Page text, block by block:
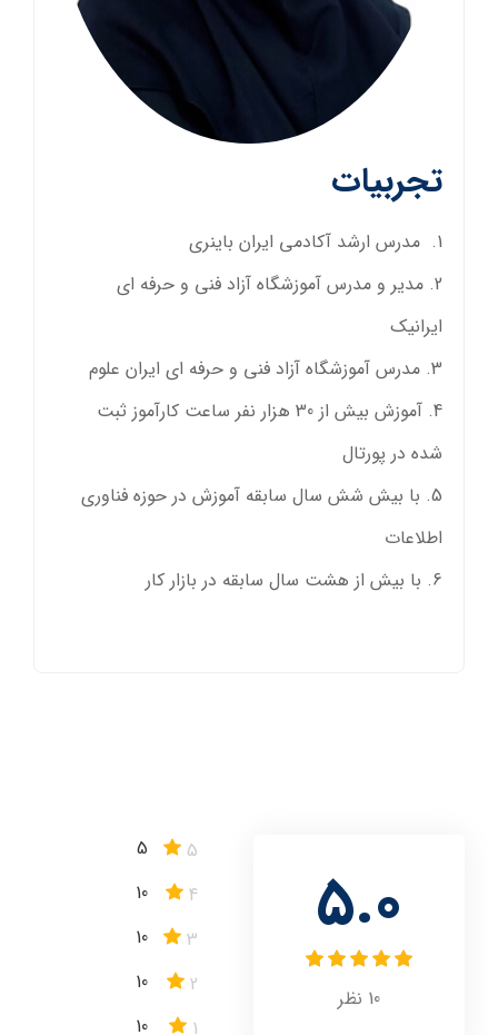
تجربیات
مدرس ارشد آکادمی ایران باینری
مدیر و مدرس آموزشگاه آزاد فنی و حرفه ای
ایرانیک
مدرس آموزشگاه آزاد فنی و حرفه ای ایران علوم
آموزش بیش از 30 هزار نفر ساعت کارآموز ثبت
شده در پورتال
با بیش شش سال سابقه آموزش در حوزه فناوری
اطلاعات
با بیش از هشت سال سابقه در بازار کار
5.0
10 نظر
5
5
4
10
3
10
2
10
1
10